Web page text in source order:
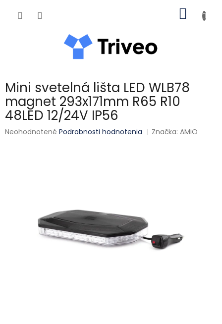
Mini svetelná lišta LED WLB78
magnet 293x171mm R65 R10
48LED 12/24V IP56
Priemerné hodnotenie produktu je 0,0 z 5 hviezdičiek.
Neohodnotené Podrobnosti hodnotenia Značka:AMiO